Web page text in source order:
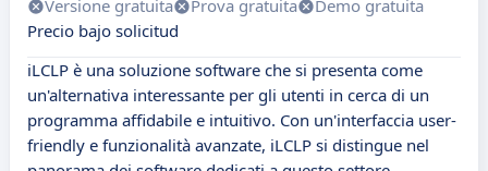
Versione gratuita Prova gratuita
Demo gratuita
Precio bajo solicitud
iLCLP è una soluzione software che si presenta come
un'alternativa interessante per gli utenti in cerca di un
programma affidabile e intuitivo. Con un'interfaccia user-
friendly e funzionalità avanzate, iLCLP si distingue nel